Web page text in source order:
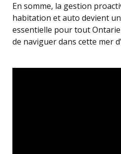
En somme, la gestion
habitation et auto devient
essentielle pour tout
de naviguer dans cette mer